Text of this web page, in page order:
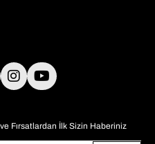
Fırsatlardan İlk Sizin Haberiniz